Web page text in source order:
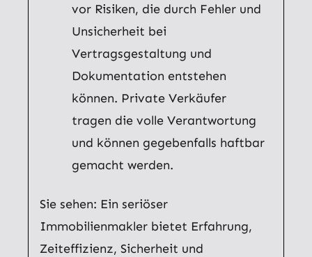
vor Risiken, die durch Fehler und
Unsicherheit bei
Vertragsgestaltung und
Dokumentation entstehen
können. Private Verkäufer
tragen die volle Verantwortung
und können gegebenfalls haftbar
gemacht werden.
Sie sehen: Ein seriöser
Immobilienmakler bietet Erfahrung,
Zeiteffizienz, Sicherheit und